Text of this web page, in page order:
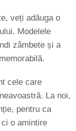
veți adăuga o
Modelele
zâmbete și a
cele care
La noi,
pentru ca
o amintire